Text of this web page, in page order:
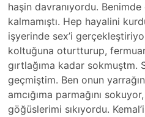
haşin davranıyordu.
kalmamıştı. Hep hayalini
işyerinde sex’i
koltuğuna oturtturup,
gırtlağıma kadar sokmuştm.
geçmiştim. Ben onun
amcığıma parmağını
göğüslerimi sıkıyordu.